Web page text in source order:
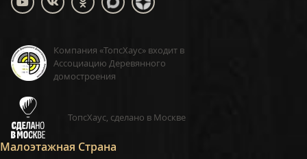
Компания «ТопсХаус» входит в
Ассоциацию Деревянного
домостроения
ТопсХаус, сделано в Москве
Малоэтажная Страна